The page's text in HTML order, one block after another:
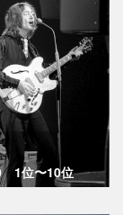
1位〜10位